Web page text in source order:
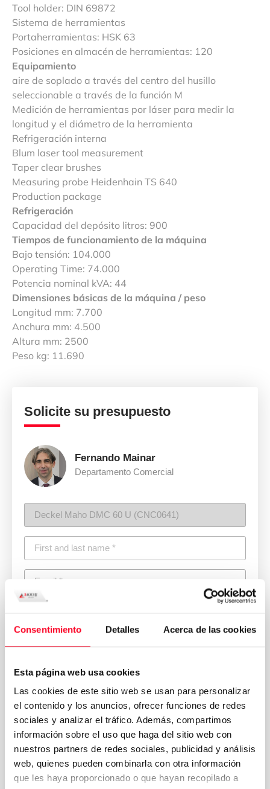
Consentimiento Detalles Acerca de las cookies
Esta página web usa cookies
Las cookies de este sitio web se usan para personalizar
el contenido y los anuncios, ofrecer funciones de redes
sociales y analizar el tráfico. Además, compartimos
información sobre el uso que haga del sitio web con
nuestros partners de redes sociales, publicidad y análisis
web, quienes pueden combinarla con otra información
que les haya proporcionado o que hayan recopilado a
Tool holder: DIN 69872
Sistema de herramientas
Portaherramientas: HSK 63
Posiciones en almacén de herramientas: 120
Equipamiento
aire de soplado a través del centro del husillo
seleccionable a través de la función M
Medición de herramientas por láser para medir la
longitud y el diámetro de la herramienta
Refrigeración interna
Blum laser tool measurement
Taper clear brushes
Measuring probe Heidenhain TS 640
Production package
Refrigeración
Capacidad del depósito litros: 900
Tiempos de funcionamiento de la máquina
Bajo tensión: 104.000
Operating Time: 74.000
Potencia nominal kVA: 44
Dimensiones básicas de la máquina / peso
Longitud mm: 7.700
Anchura mm: 4.500
Altura mm: 2500
Peso kg: 11.690
Solicite su presupuesto
Fernando Mainar
Departamento Comercial
Acepto los términos y condiciones de laPolítica de